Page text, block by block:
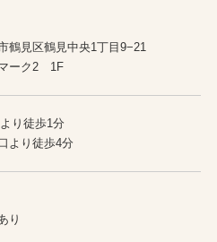
鶴見区鶴見中央1丁目9−21
ーク2 1F
り徒歩1分
より徒歩4分
り